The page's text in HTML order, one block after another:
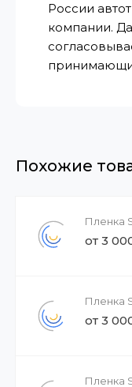
России
компании.
Похожие
Пленка
от 3
Пленка
от 3
Пленка